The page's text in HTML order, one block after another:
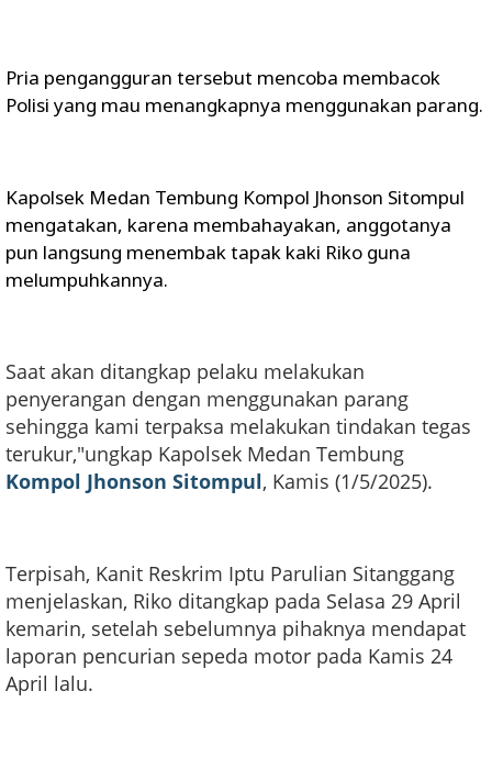
Pria pengangguran tersebut mencoba membacok
Polisi yang mau menangkapnya menggunakan parang.
Kapolsek Medan Tembung Kompol Jhonson Sitompul
mengatakan, karena membahayakan, anggotanya
pun langsung menembak tapak kaki Riko guna
melumpuhkannya.
Saat akan ditangkap pelaku melakukan
penyerangan dengan menggunakan parang
sehingga kami terpaksa melakukan tindakan tegas
terukur,"ungkap Kapolsek Medan Tembung
Kompol Jhonson Sitompul, Kamis (1/5/2025).
Terpisah, Kanit Reskrim Iptu Parulian Sitanggang
menjelaskan, Riko ditangkap pada Selasa 29 April
kemarin, setelah sebelumnya pihaknya mendapat
laporan pencurian sepeda motor pada Kamis 24
April lalu.